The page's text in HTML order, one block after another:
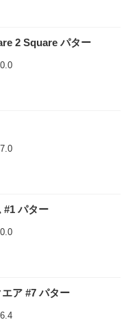
2 Square パター
0.0
7.0
#1 パター
0.0
ア #7 パター
6.4